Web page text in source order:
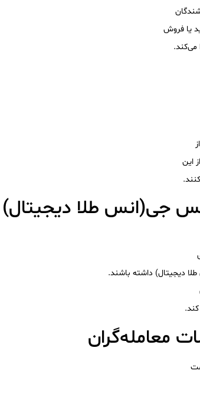
می‌کند.
این
پکس جی(انس طلا دیجیتال)
دیجیتال) داشته باشند.
معامله‌گران